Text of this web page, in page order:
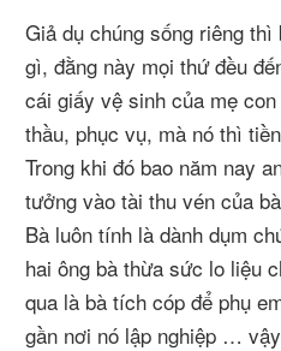
Giả dụ chúng sống riêng
gì, đằng này mọi thứ đều
cái giấy vệ sinh của mẹ
thầu, phục vụ, mà nó thì
Trong khi đó bao năm nay
tưởng vào tài thu vén của
Bà luôn tính là dành dụm
hai ông bà thừa sức lo liệu
qua là bà tích cóp để phụ
gần nơi nó lập nghiệp …